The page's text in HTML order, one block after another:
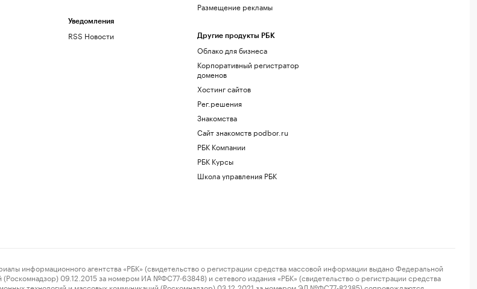
Уведомления
RSS Новости
Размещение рекламы
Другие продукты РБК
Облако для бизнеса
Корпоративный регистратор
доменов
Хостинг сайтов
Рег.решения
Знакомства
Сайт знакомств podbor.ru
РБК Компании
РБК Курсы
Школа управления РБК
агентства «РБК» (свидетельство о регистрации средства массовой информации выдано Федеральной
09.12.2015 за номером ИА №ФС77-63848) и сетевого издания «РБК» (свидетельство о регистрации средства